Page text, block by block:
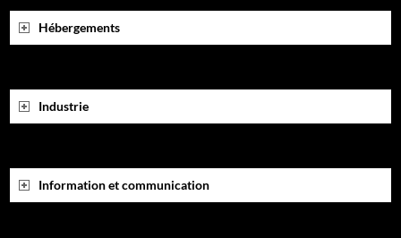
Hébergements
Industrie
Information et communication